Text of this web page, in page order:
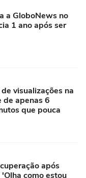
a GloboNews no
1 ano após ser
visualizações na
de apenas 6
que pouca
após
como estou